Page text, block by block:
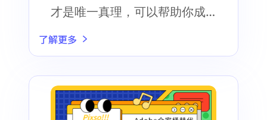
才是唯一真理，可以帮助你成
为优秀的UX设计师
了解更多